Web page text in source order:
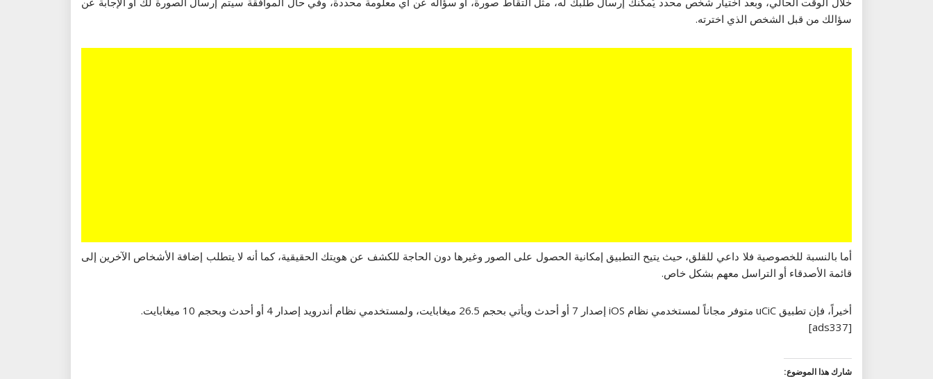
سؤالك من قبل الشخص الذي اخترته.
أما بالنسبة للخصوصية فلا داعي للقلق، حيث يتيح التطبيق إمكانية الحصول على الصور وغيرها دون الحاجة للكشف عن هويتك الحقيقية، كما أنه لا يتطلب إضافة الأشخاص الآخرين إلى
قائمة الأصدقاء أو التراسل معهم بشكل خاص.
أخيراً، فإن تطبيق uCiC متوفر مجاناً لمستخدمي نظام iOS إصدار 7 أو أحدث ويأتي بحجم 26.5 ميغابايت، ولمستخدمي نظام أندرويد إصدار 4 أو أحدث وبحجم 10 ميغابايت.
[ads337]
شارك هذا الموضوع: